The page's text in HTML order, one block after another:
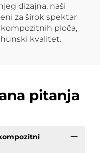
dizajna, naši
za širok spektar
ploča,
kvalitet.
pitanja